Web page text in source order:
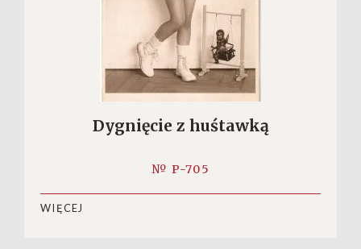
Dygnięcie z huśtawką
№ P-705
WIĘCEJ